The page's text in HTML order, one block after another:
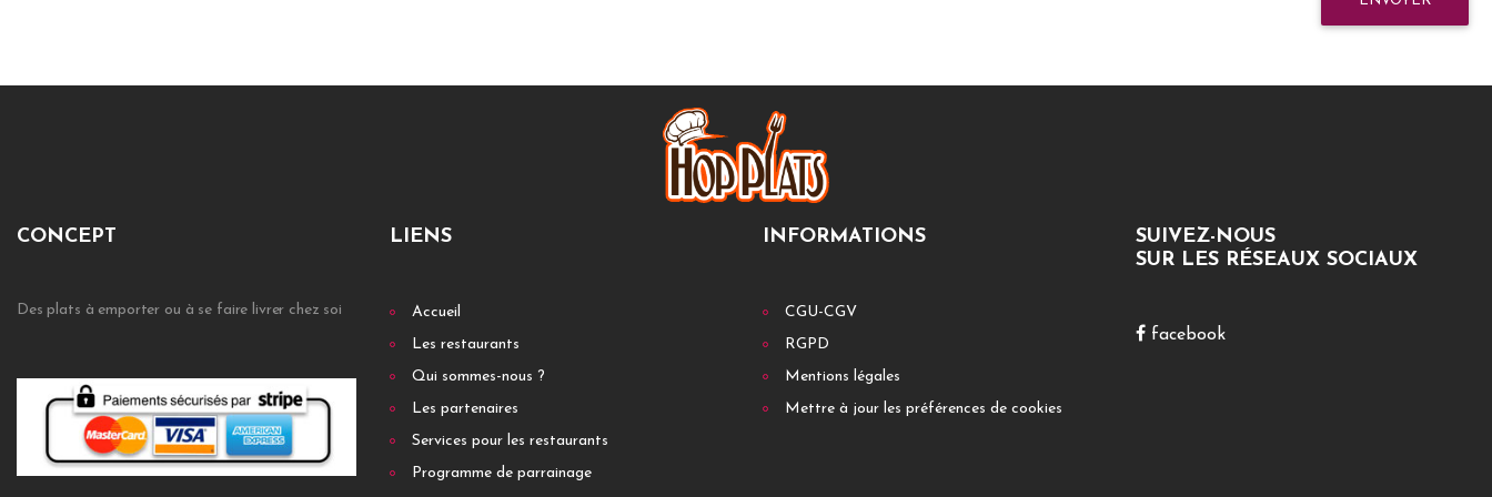
CONCEPT
Des plats à emporter ou à se faire livrer chez soi
LIENS
Accueil
Les restaurants
Qui sommes-nous ?
Les partenaires
Services pour les restaurants
Programme de parrainage
INFORMATIONS
CGU-CGV
RGPD
Mentions légales
Mettre à jour les préférences de cookies
SUIVEZ-NOUS
SUR LES RÉSEAUX SOCIAUX
facebook